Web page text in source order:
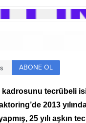
ABONE OL
tecrübeli
2013
25 yılı aşkın